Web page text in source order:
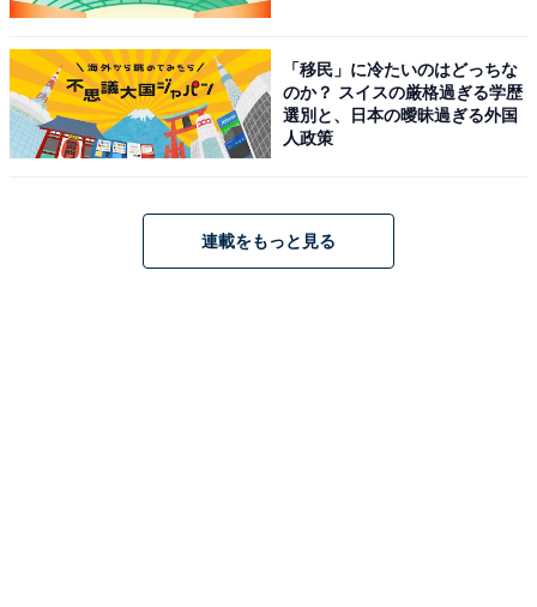
「移民」に冷たいのはどっちな
のか？ スイスの厳格過ぎる学歴
選別と、日本の曖昧過ぎる外国
人政策
連載をもっと見る